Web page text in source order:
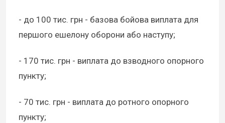
- до 100 тис. грн - базова бойова виплата для
першого ешелону оборони або наступу;
- 170 тис. грн - виплата до взводного опорного
пункту;
- 70 тис. грн - виплата до ротного опорного
пункту;